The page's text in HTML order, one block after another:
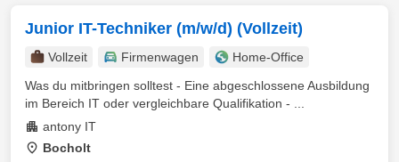
Junior IT-Techniker (m/w/d) (Vollzeit)
Vollzeit Firmenwagen
Home-Office
Was du mitbringen solltest - Eine abgeschlossene Ausbildung
im Bereich IT oder vergleichbare Qualifikation - ...
antony IT
Bocholt